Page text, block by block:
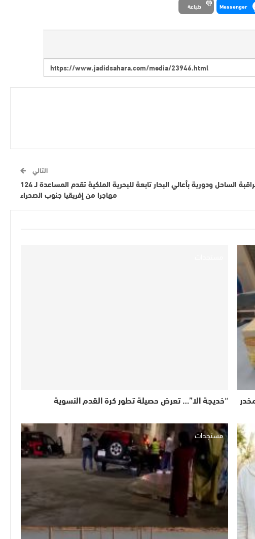
Messenger طباعة
التالي
الداخلة.. وحدتان لمراقبة الساحل ودورية بأعالي البحار تابعة للبحرية الملكية تقدم المساعدة لـ 124
مهاجرا من إفريقيا جنوب الصحراء
“خديجة الا”… تعرض حصيلة تطور كرة القدم النسوية
مستجدات